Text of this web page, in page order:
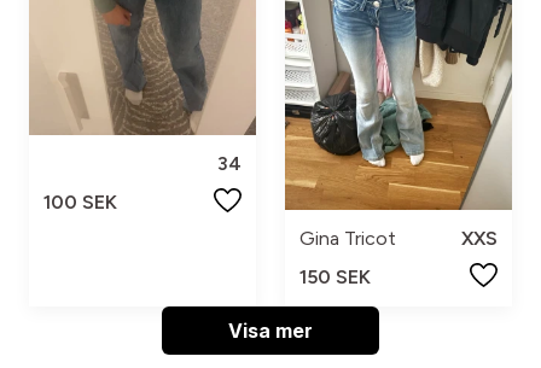
34
100 SEK
Gina Tricot
XXS
150 SEK
Visa mer